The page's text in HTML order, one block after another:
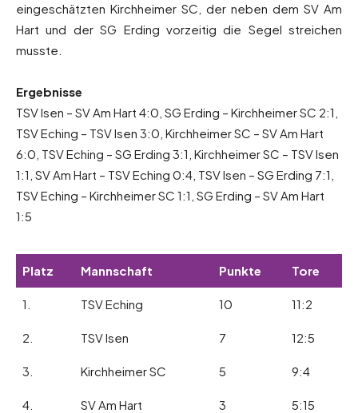
eingeschätzten Kirchheimer SC, der neben dem SV Am
Hart und der SG Erding vorzeitig die Segel streichen
musste.
Ergebnisse
TSV Isen – SV Am Hart 4:0, SG Erding – Kirchheimer SC 2:1,
TSV Eching – TSV Isen 3:0, Kirchheimer SC – SV Am Hart
6:0, TSV Eching – SG Erding 3:1, Kirchheimer SC – TSV Isen
1:1, SV Am Hart – TSV Eching 0:4, TSV Isen – SG Erding 7:1,
TSV Eching – Kirchheimer SC 1:1, SG Erding – SV Am Hart
1:5
Platz Mannschaft Punkte Tore
1. TSV Eching 10 11:2
2. TSV Isen 7 12:5
3. Kirchheimer SC 5 9:4
4. SV Am Hart 3 5:15